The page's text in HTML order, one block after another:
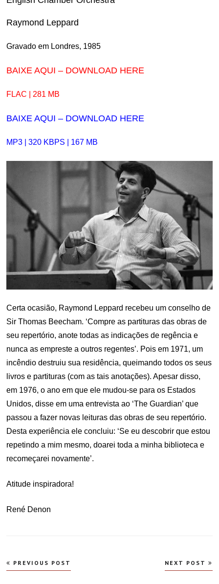
Raymond Leppard
Gravado em Londres, 1985
BAIXE AQUI – DOWNLOAD HERE
FLAC | 281 MB
BAIXE AQUI – DOWNLOAD HERE
MP3 | 320 KBPS | 167 MB
Certa ocasião, Raymond Leppard recebeu um conselho de
Sir Thomas Beecham. ‘Compre as partituras das obras de
seu repertório, anote todas as indicações de regência e
nunca as empreste a outros regentes’. Pois em 1971, um
incêndio destruiu sua residência, queimando todos os seus
livros e partituras (com as tais anotações). Apesar disso,
em 1976, o ano em que ele mudou-se para os Estados
Unidos, disse em uma entrevista ao ‘The Guardian’ que
passou a fazer novas leituras das obras de seu repertório.
Desta experiência ele concluiu: ‘Se eu descobrir que estou
repetindo a mim mesmo, doarei toda a minha biblioteca e
recomeçarei novamente’.
Atitude inspiradora!
René Denon
Navegação
de
PREVIOUS POST NEXT POST